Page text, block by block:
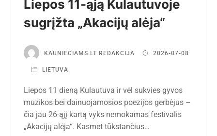
Liepos 11-ąją Kulautuvoje
sugrįžta „Akacijų alėja“
KAUNIECIAMS.LT REDAKCIJA 2026-07-08
LIETUVA
Liepos 11 dieną Kulautuva ir vėl sukvies gyvos
muzikos bei dainuojamosios poezijos gerbėjus –
čia jau 26-ąjį kartą vyks nemokamas festivalis
„Akacijų alėja“. Kasmet tūkstančius…